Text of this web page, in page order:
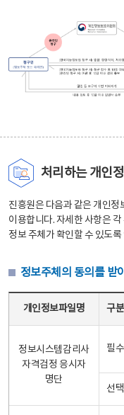
처리하는 개인
진흥원은 다음과 같은 개인
이용합니다. 자세한 사항은
정보 주체가 확인할 수 있도
정보주체의 동의를 받
개인정보파일명 구분
정보시스템감리사
자격검정 응시자
명단
필수
선택